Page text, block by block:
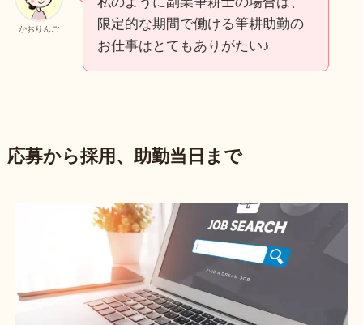
かおりんご
限定的な期間で働ける筆耕助勤の
お仕事はとてもありがたい♪
応募から採用、助勤当日まで